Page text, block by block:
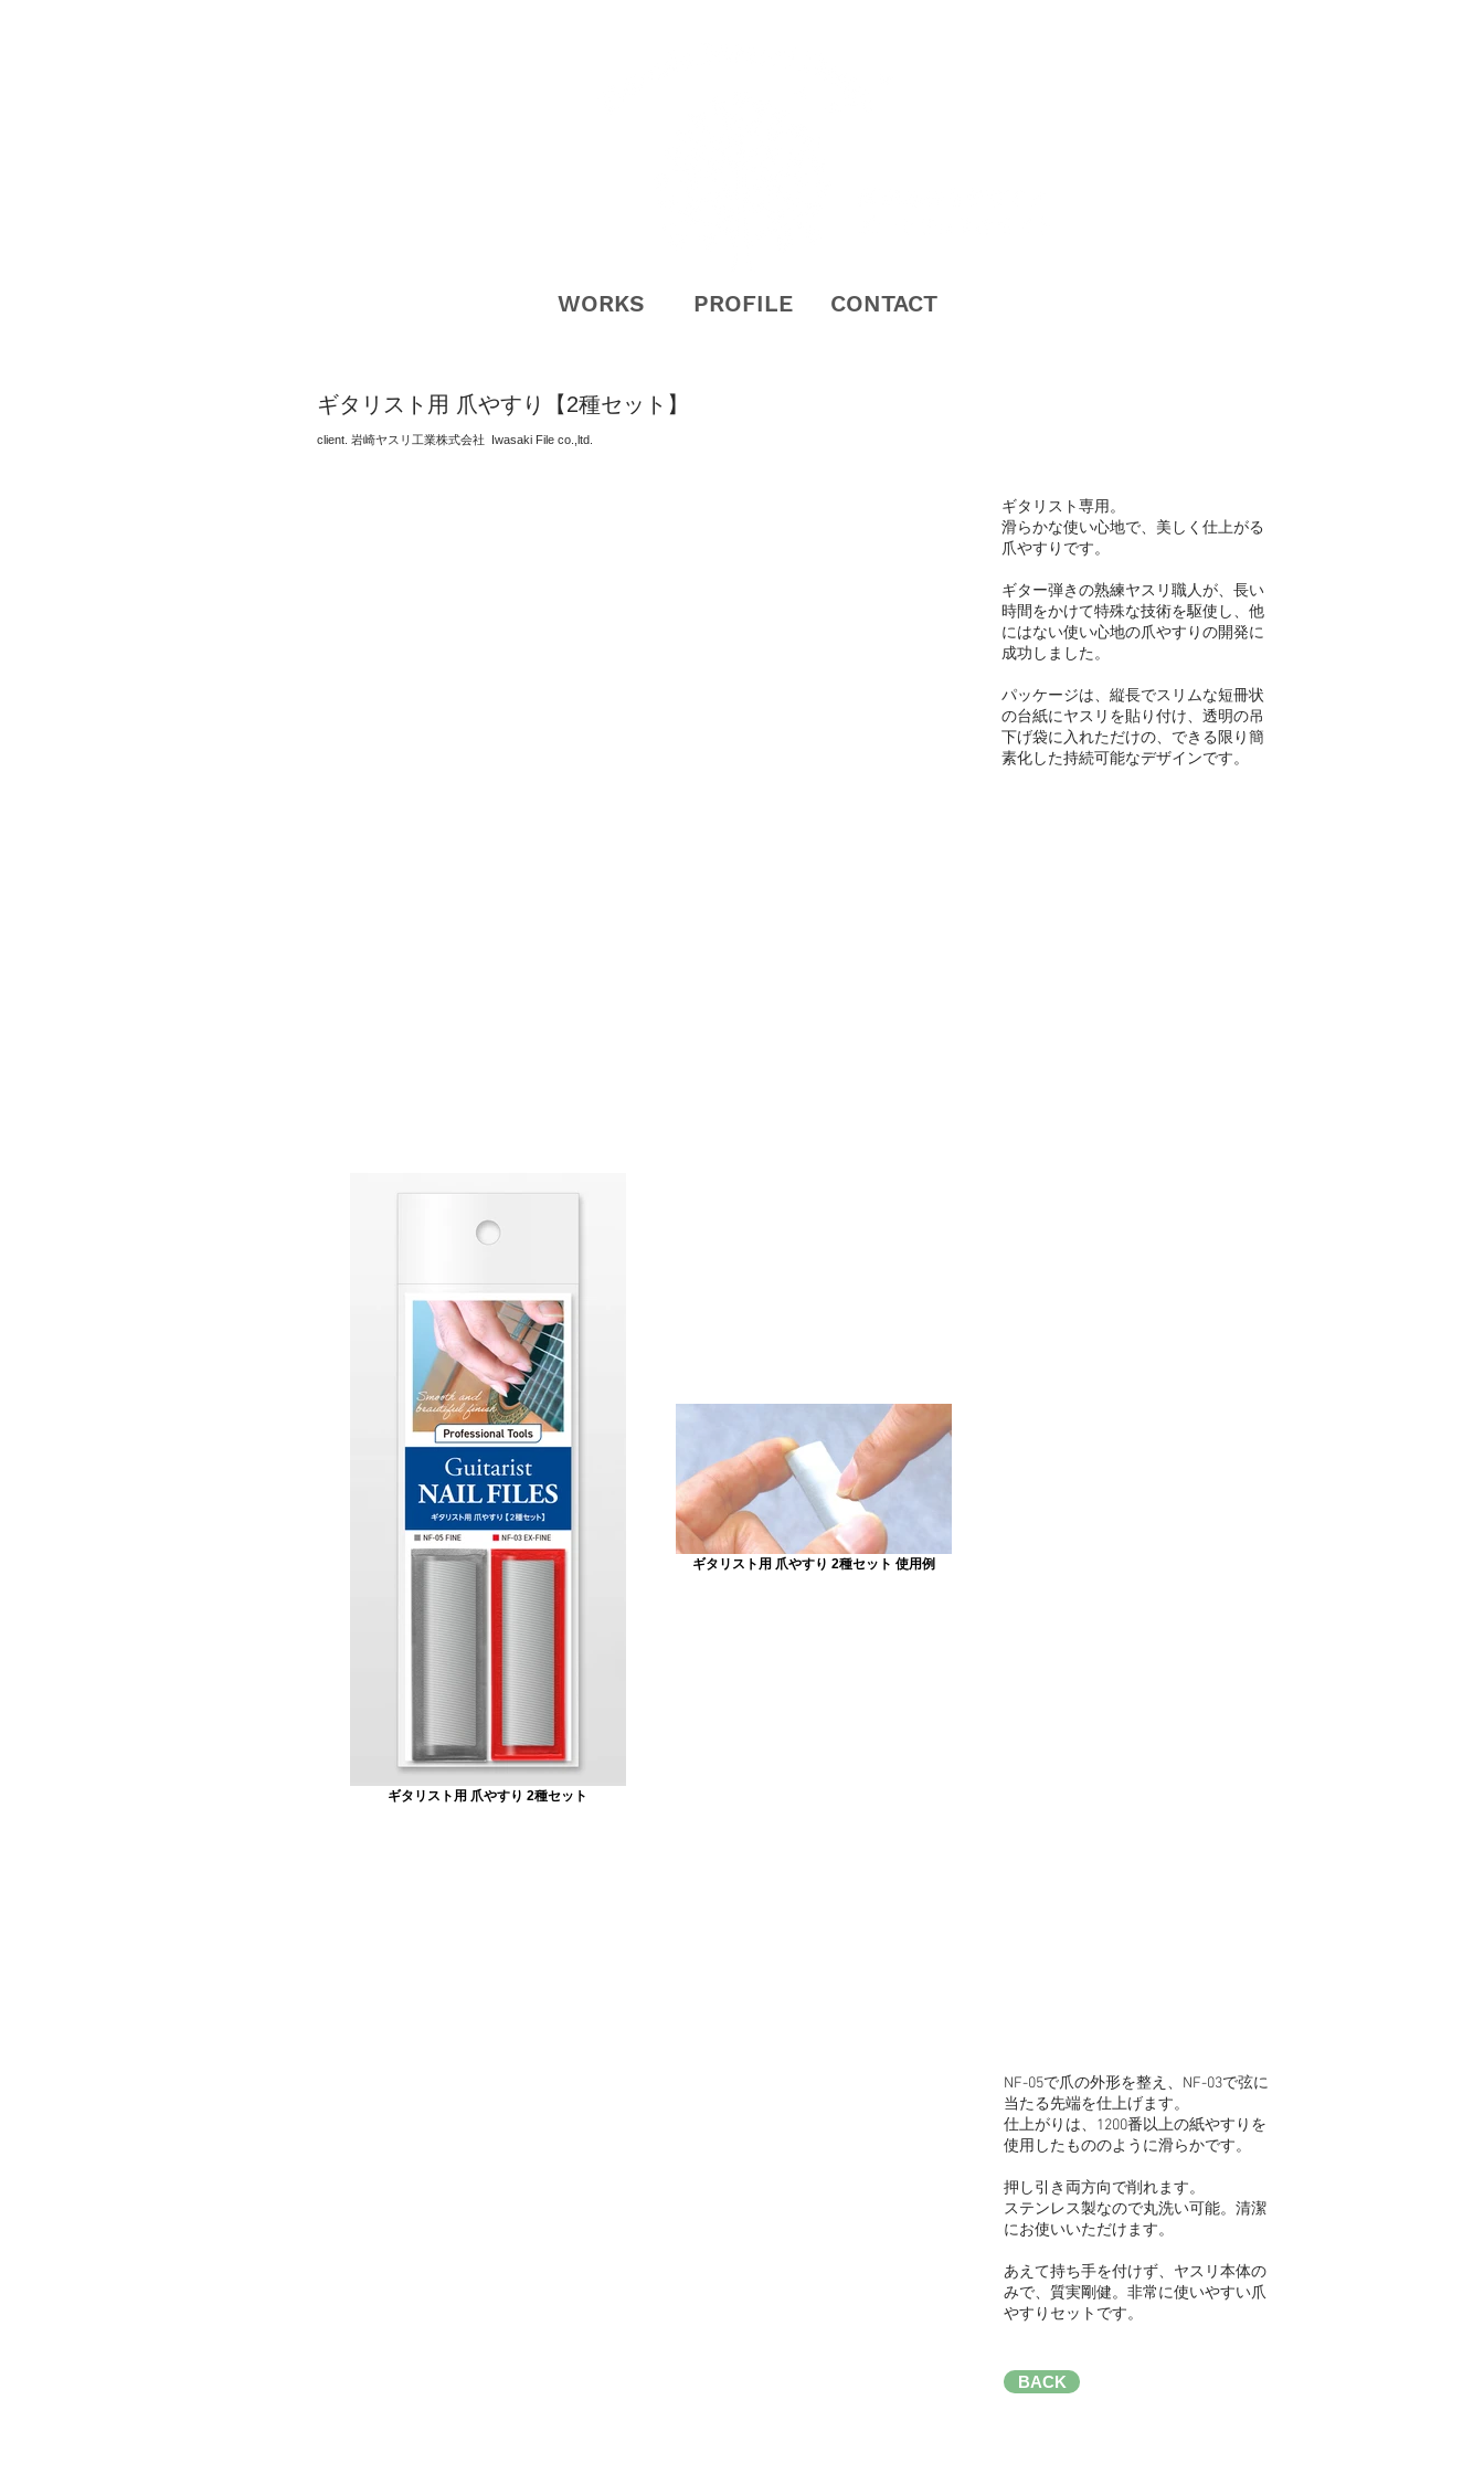
WORKS PROFILE CONTACT
​ギタリスト用 爪やすり【2種セット】
client. 岩崎ヤスリ工業株式会社 Iwasaki File co.,ltd.
ギタリスト用 爪やすり 2種セット
ギタリスト用 爪やすり 2種セット 使用例
ギタリスト専用。
滑らかな使い心地で、美しく仕上がる
爪やすりです。
ギター弾きの熟練ヤスリ職人が、長い
時間をかけて特殊な技術を駆使し、他
にはない使い心地の爪やすりの開発に
成功しました。
パッケージは、縦長でスリムな短冊状
の台紙にヤスリを貼り付け、透明の吊
下げ袋に入れただけの、できる限り簡
素化した持続可能なデザインです。​​
NF-05で爪の外形を整え、NF-03で弦に
当たる先端を仕上げます。
仕上がりは、1200番以上の紙やすりを
使用したもののように滑らかです。
押し引き両方向で削れます。​​
ステンレス製なので丸洗い可能。清潔
にお使いいただけます。
あえて持ち手を付けず、ヤスリ本体の
みで、質実剛健。非常に使いやすい爪
やすりセットです。
BACK